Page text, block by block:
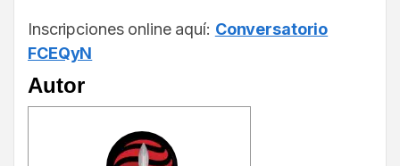
Inscripciones online aquí: Conversatorio
FCEQyN
Autor